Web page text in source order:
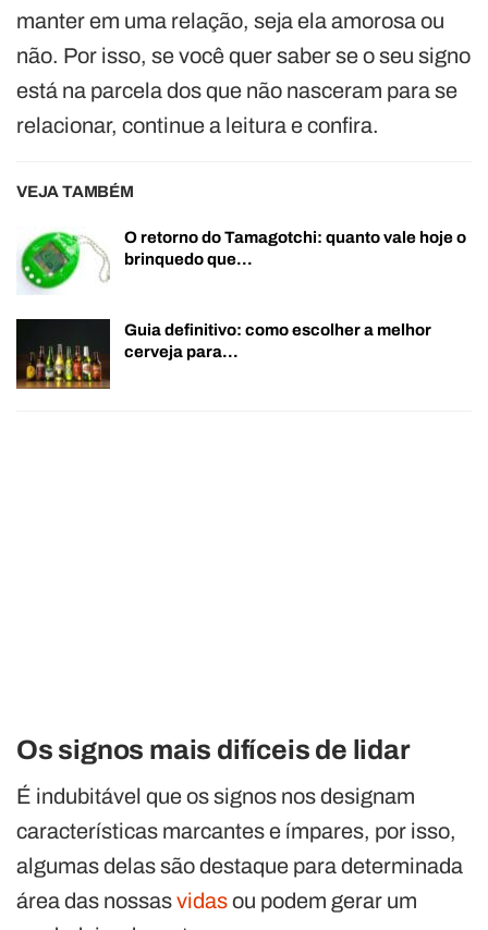
manter em uma relação, seja ela amorosa ou
não. Por isso, se você quer saber se o seu signo
está na parcela dos que não nasceram para se
relacionar, continue a leitura e confira.
VEJA TAMBÉM
O retorno do Tamagotchi: quanto vale hoje o
brinquedo que…
Guia definitivo: como escolher a melhor
cerveja para…
Os signos mais difíceis de lidar
É indubitável que os signos nos designam
características marcantes e ímpares, por isso,
algumas delas são destaque para determinada
área das nossasvidasou podem gerar um